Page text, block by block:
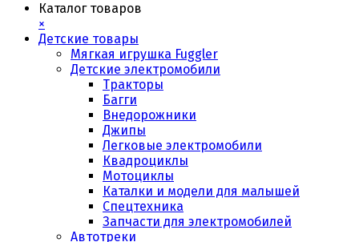
Каталог товаров
×
Детские товары
Мягкая игрушка Fuggler
Детские электромобили
Тракторы
Багги
Внедорожники
Джипы
Легковые электромобили
Квадроциклы
Мотоциклы
Каталки и модели для малышей
Спецтехника
Запчасти для электромобилей
Автотреки